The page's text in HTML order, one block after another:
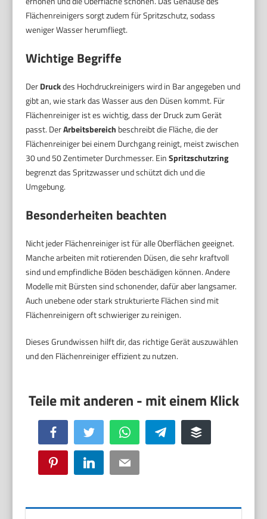
Flächenreinigers sorgt zudem für Spritzschutz, sodass
weniger Wasser herumfliegt.
Wichtige Begriffe
DerDruckdes Hochdruckreinigers wird in Bar angegeben und
gibt an, wie stark das Wasser aus den Düsen kommt. Für
Flächenreiniger ist es wichtig, dass der Druck zum Gerät
passt. DerArbeitsbereich beschreibt die Fläche, die der
Flächenreiniger bei einem Durchgang reinigt, meist zwischen
30 und 50 Zentimeter Durchmesser. EinSpritzschutzring
begrenzt das Spritzwasser und schützt dich und die
Umgebung.
Besonderheiten beachten
Nicht jeder Flächenreiniger ist für alle Oberflächen geeignet.
Manche arbeiten mit rotierenden Düsen, die sehr kraftvoll
sind und empfindliche Böden beschädigen können. Andere
Modelle mit Bürsten sind schonender, dafür aber langsamer.
Auch unebene oder stark strukturierte Flächen sind mit
Flächenreinigern oft schwieriger zu reinigen.
Dieses Grundwissen hilft dir, das richtige Gerät auszuwählen
und den Flächenreiniger effizient zu nutzen.
Facebook Twitter WhatsApp Telegram Buffer
Pinterest LinkedIn Email